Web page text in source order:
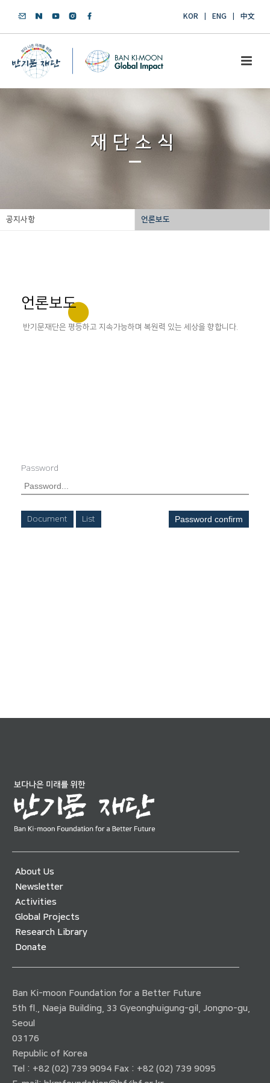
KOR ENG 中文
재단소식
공지사항 언론보도
언론보도
반기문재단은 평등하고 지속가능하며 복원력 있는 세상을 향합니다.
Password
Document List Password confirm
About Us
Newsletter
Activities
Global Projects
Research Library
Donate
Ban Ki-moon Foundation for a Better Future
5th fl., Naeja Building, 33 Gyeonghuigung-gil, Jongno-gu,
Seoul
03176
Republic of Korea
Tel : +82 (02) 739 9094 Fax : +82 (02) 739 9095